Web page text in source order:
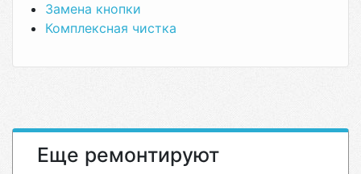
Замена кнопки
Комплексная чистка
Еще ремонтируют